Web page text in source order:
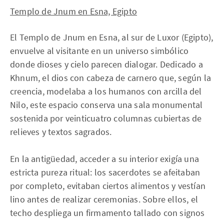
Templo de Jnum en Esna, Egipto
El Templo de Jnum en Esna, al sur de Luxor (Egipto),
envuelve al visitante en un universo simbólico
donde dioses y cielo parecen dialogar. Dedicado a
Khnum, el dios con cabeza de carnero que, según la
creencia, modelaba a los humanos con arcilla del
Nilo, este espacio conserva una sala monumental
sostenida por veinticuatro columnas cubiertas de
relieves y textos sagrados.
En la antigüedad, acceder a su interior exigía una
estricta pureza ritual: los sacerdotes se afeitaban
por completo, evitaban ciertos alimentos y vestían
lino antes de realizar ceremonias. Sobre ellos, el
techo despliega un firmamento tallado con signos